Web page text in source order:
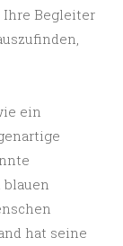
Ihre Begleiter
ein
hat seine